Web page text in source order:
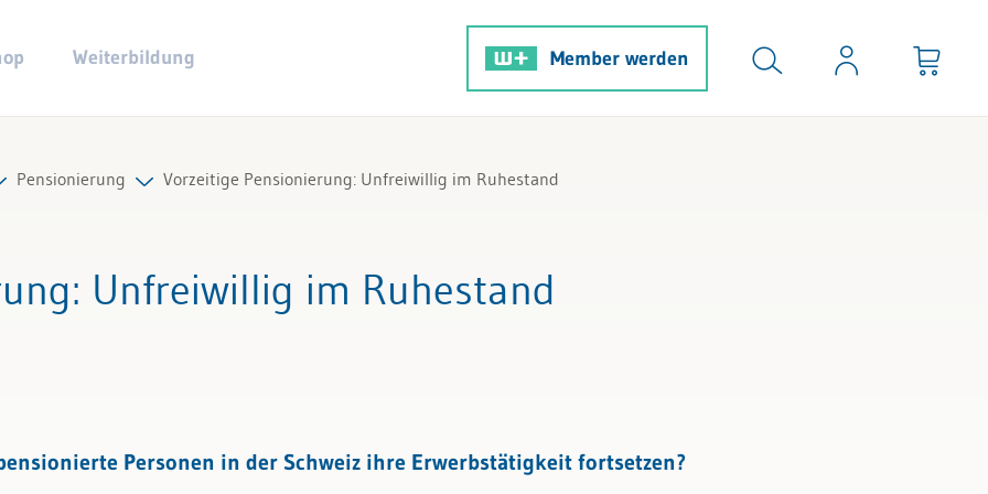
Weiterbildung Member werden
Familienzulagen
Pensionierung
Alle Arbeitshilfen
Vorzeitige Pensionierung: Unfreiwillig im Ruhestand
: Unfreiwillig im Ruhestand
Personen in der Schweiz ihre Erwerbstätigkeit fortsetzen?